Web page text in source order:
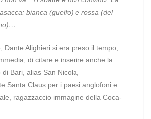
bianca (guelfo) e rossa (del
Dante Alighieri si era preso il tempo,
di citare e inserire anche la
Bari, alias San Nicola,
Santa Claus per i paesi anglofoni e
ragazzaccio immagine della Coca-